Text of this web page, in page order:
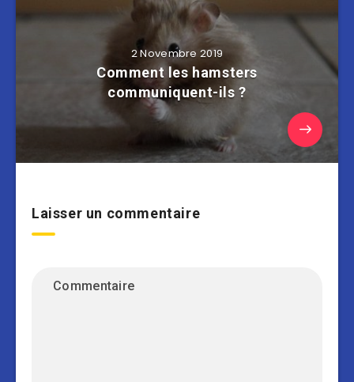
2 Novembre 2019
Comment les hamsters
communiquent-ils ?
Laisser un commentaire